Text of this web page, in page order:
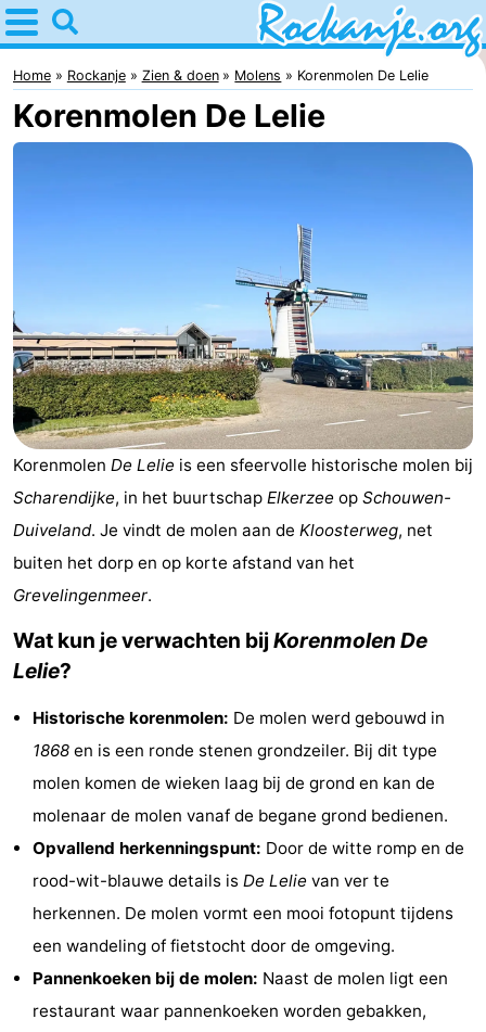
Home
Rockanje
Tips
Bed
(&
breakfasts)
Campings
Hotels
Vakantiehuizen
Cape
-
van
Zeeland
Rondeweibos
-
Waterbos
Last
minutes
Strand
&
doen
Bezienswaardigheden
Musea
Monumenten
Home Rockanje Zien & doen Molens Korenmolen De Lelie
Korenmolen De Lelie
Korenmolen De Lelie is een sfeervolle historische molen bij
Scharendijke, in het buurtschap Elkerzee op Schouwen-
Duiveland. Je vindt de molen aan de Kloosterweg, net
buiten het dorp en op korte afstand van het
Grevelingenmeer.
Wat kun je verwachten bij Korenmolen De
Lelie?
Historische korenmolen: De molen werd gebouwd in
1868 en is een ronde stenen grondzeiler. Bij dit type
molen komen de wieken laag bij de grond en kan de
molenaar de molen vanaf de begane grond bedienen.
Opvallend herkenningspunt: Door de witte romp en de
rood-wit-blauwe details is De Lelie van ver te
herkennen. De molen vormt een mooi fotopunt tijdens
een wandeling of fietstocht door de omgeving.
Pannenkoeken bij de molen: Naast de molen ligt een
restaurant waar pannenkoeken worden gebakken,